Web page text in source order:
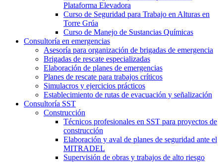
Plataforma Elevadora
Curso de Seguridad para Trabajo en Alturas en
Torre Grúa
Curso de Manejo de Sustancias Químicas
Consultoría en emergencias
Asesoría para organización de brigadas de emergencia
Brigadas de rescate especializadas
Elaboración de planes de emergencias
Planes de rescate para trabajos críticos
Simulacros y ejercicios prácticos
Establecimiento de rutas de evacuación y señalización
Consultoría SST
Construcción
Técnicos profesionales en SST para proyectos de
construcción
Elaboración y aval de planes de seguridad ante el
MITRADEL
Supervisión de obras y trabajos de alto riesgo